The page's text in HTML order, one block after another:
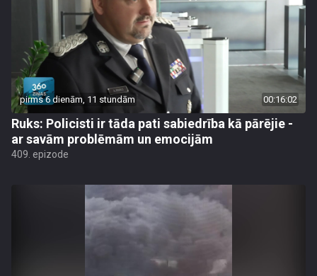
pirms 6 dienām, 11 stundām 00:16:02
Ruks: Policisti ir tāda pati sabiedrība kā pārējie -
ar savām problēmām un emocijām
409. epizode